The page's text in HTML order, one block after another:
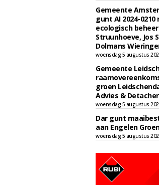
Gemeente
gunt AI 2024-
ecologisch
Struunhoeve, Jos
Dolmans
woensdag 5 augustus
Gemeente
groen
Advies &
woensdag 5 augustus
Dar gunt
aan Engelen
woensdag 5 augustus